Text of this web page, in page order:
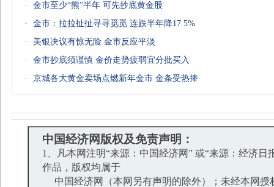
·
金市至少“熊”半年 可先抄底黄金股
·
金市：拉拉扯扯寻寻觅觅 连跌半年降17.5%
·
美银决议有惊无险 金市反应平淡
·
金市抄底须谨慎 金价走势疲弱宜分批买入
·
京城各大黄金卖场点燃新年金市 金条受热捧
中国经济网版权及免责声明：
1、凡本网注明“来源：中国经济网” 或“来源：经济日
作品，版权均属于
中国经济网（本网另有声明的除外）；未经本网授